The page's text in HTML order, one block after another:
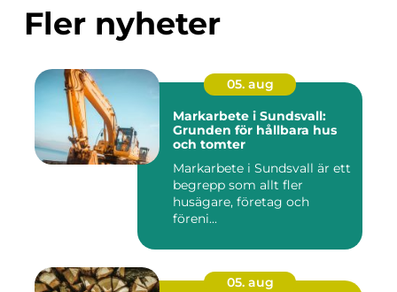
Fler nyheter
05. aug
Markarbete i Sundsvall:
Grunden för hållbara hus
och tomter
Markarbete i Sundsvall är ett
begrepp som allt fler
husägare, företag och
föreni...
05. aug